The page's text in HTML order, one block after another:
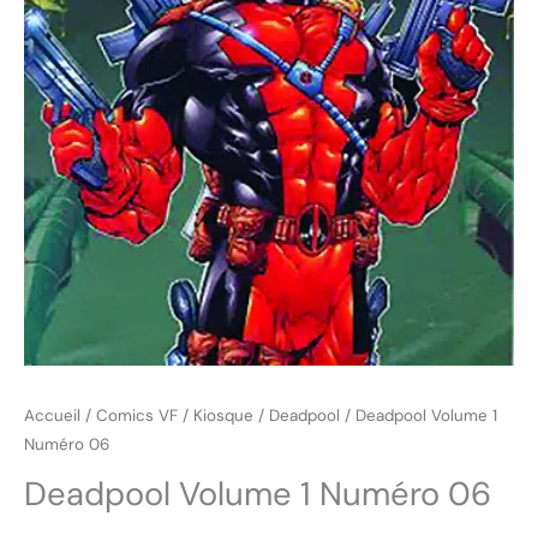
Accueil / Comics VF / Kiosque / Deadpool / Deadpool Volume 1
Numéro 06
Deadpool Volume 1 Numéro 06